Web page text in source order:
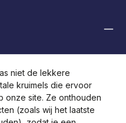
niet de lekkere
kruimels die ervoor
onze site. Ze onthouden
(zoals wij het laatste